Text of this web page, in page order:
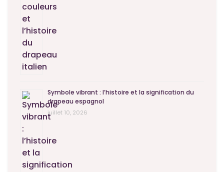
Symbole vibrant : l’histoire et la signification du
drapeau espagnol
juillet 10, 2026